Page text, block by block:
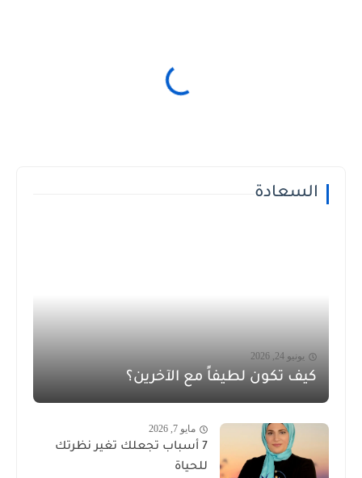
السعادة
يونيو 24, 2026
كيف تكون لطيفاً مع الآخرين؟
مايو 7, 2026
7 أسباب تجعلك تغير نظرتك
للحياة